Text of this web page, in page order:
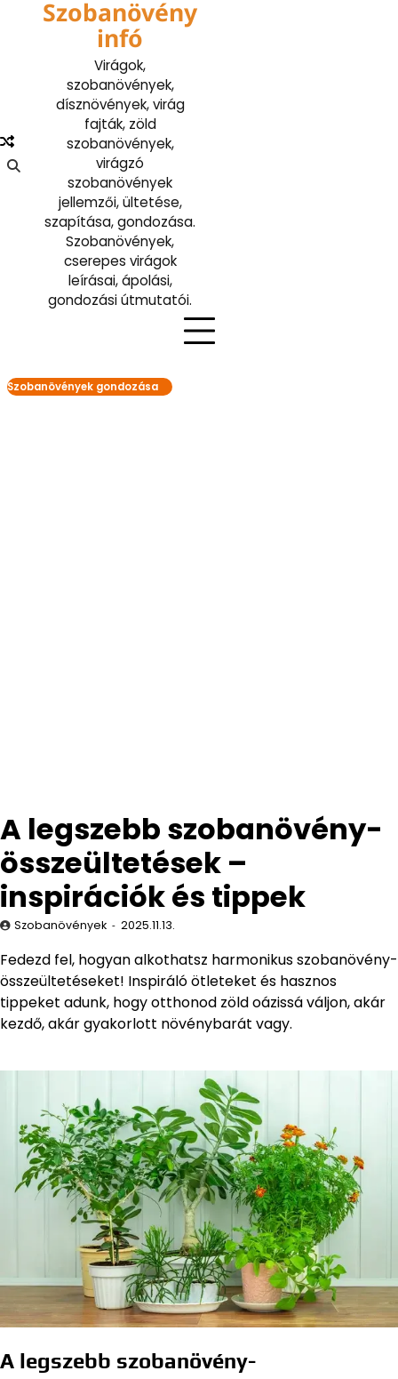
Szobanövény
infó
Virágok,
szobanövények,
dísznövények, virág
fajták, zöld
szobanövények,
virágzó
szobanövények
jellemzői, ültetése,
szapítása, gondozása.
Szobanövények,
cserepes virágok
leírásai, ápolási,
gondozási útmutatói.
Szobanövények gondozása
A legszebb szobanövény-
összeültetések –
inspirációk és tippek
Szobanövények 2025.11.13.
Fedezd fel, hogyan alkothatsz harmonikus szobanövény-
összeültetéseket! Inspiráló ötleteket és hasznos
tippeket adunk, hogy otthonod zöld oázissá váljon, akár
kezdő, akár gyakorlott növénybarát vagy.
A legszebb szobanövény-